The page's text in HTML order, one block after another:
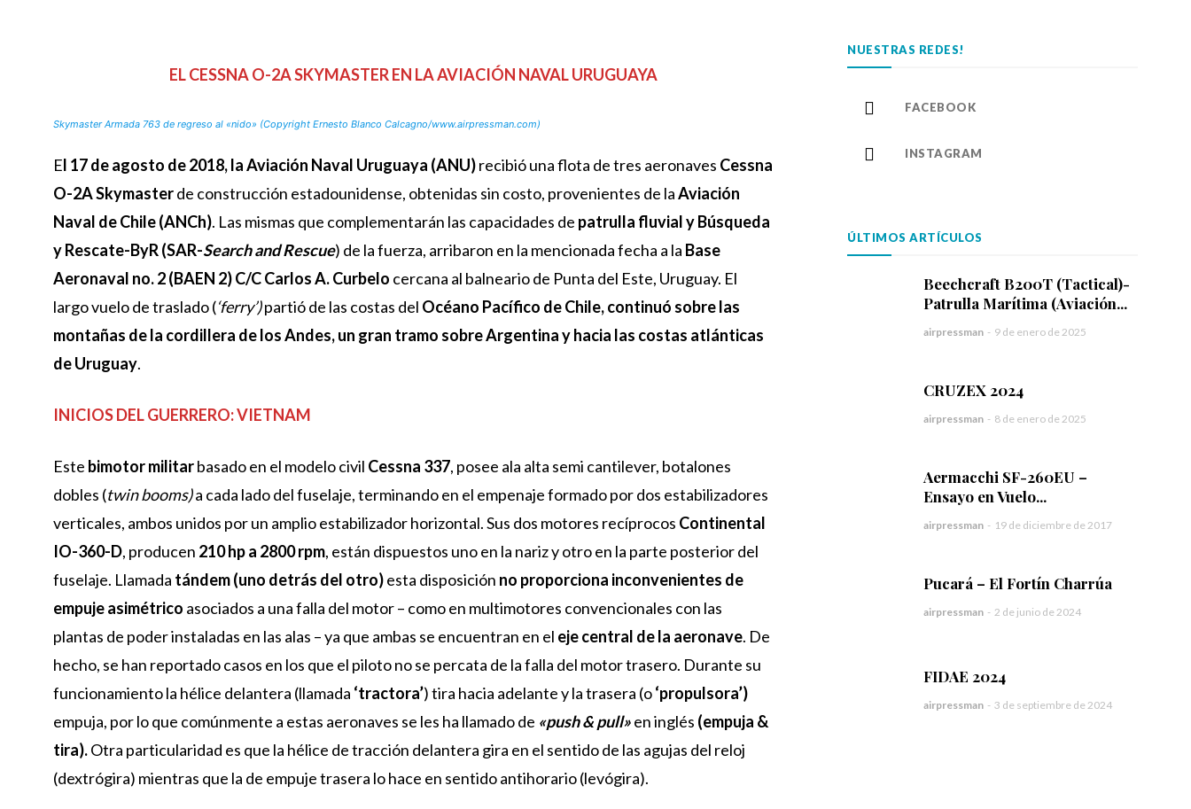
EL CESSNA O-2A SKYMASTER EN LA AVIACIÓN NAVAL URUGUAYA
Skymaster Armada 763 de regreso al «nido» (Copyright Ernesto Blanco Calcagno/www.airpressman.com)
El 17 de agosto de 2018, la Aviación Naval Uruguaya (ANU)recibió una flota de tres aeronaves Cessna
O-2A Skymasterde construcción estadounidense, obtenidas sin costo, provenientes de laAviación
Naval de Chile (ANCh). Las mismas que complementarán las capacidades de patrulla fluvial y Búsqueda
y Rescate-ByR (SAR-Search and Rescue) de la fuerza, arribaron en la mencionada fecha a la Base
Aeronaval no. 2 (BAEN 2) C/C Carlos A. Curbelo cercana al balneario de Punta del Este, Uruguay. El
largo vuelo de traslado (‘ferry’)partió de las costas del Océano Pacífico de Chile, continuó sobre las
montañas de la cordillera de los Andes, un gran tramo sobre Argentina y hacia las costas atlánticas
de Uruguay.
INICIOS DEL GUERRERO: VIETNAM
Este bimotor militarbasado en el modelo civil Cessna 337, posee ala alta semi cantilever, botalones
dobles (twin booms)a cada lado del fuselaje, terminando en el empenaje formado por dos estabilizadores
verticales, ambos unidos por un amplio estabilizador horizontal. Sus dos motores recíprocos Continental
IO-360-D, producen 210 hp a 2800 rpm, están dispuestos uno en la nariz y otro en la parte posterior del
fuselaje. Llamada tándem (uno detrás del otro)esta disposición no proporciona inconvenientes de
empuje asimétrico asociados a una falla del motor – como en multimotores convencionales con las
plantas de poder instaladas en las alas – ya que ambas se encuentran en el eje central de la aeronave. De
hecho, se han reportado casos en los que el piloto no se percata de la falla del motor trasero. Durante su
funcionamiento la hélice delantera (llamada ‘tractora’) tira hacia adelante y la trasera (o‘propulsora’)
empuja, por lo que comúnmente a estas aeronaves se les ha llamado de «push & pull»en inglés (empuja &
tira).Otra particularidad es que la hélice de tracción delantera gira en el sentido de las agujas del reloj
(dextrógira) mientras que la de empuje trasera lo hace en sentido antihorario(levógira).
NUESTRAS REDES!
FACEBOOK
INSTAGRAM
ÚLTIMOS ARTÍCULOS
Beechcraft B200T (Tactical)-
Patrulla Marítima (Aviación...
airpressman - 9 de enero de 2025
CRUZEX 2024
airpressman - 8 de enero de 2025
Aermacchi SF-260EU –
Ensayo en Vuelo...
airpressman - 19 de diciembre de 2017
Pucará – El Fortín Charrúa
airpressman - 2 de junio de 2024
FIDAE 2024
airpressman - 3 de septiembre de 2024